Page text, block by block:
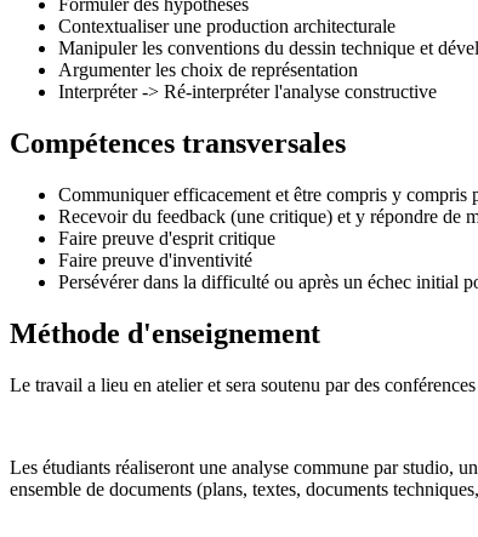
Formuler des hypothèses
Contextualiser une production architecturale
Manipuler les conventions du dessin technique et
Argumenter les choix de représentation
Interpréter -> Ré-interpréter l'analyse constructive
Compétences transversales
Communiquer efficacement et être compris y compris
Recevoir du feedback (une critique) et y répondre de
Faire preuve d'esprit critique
Faire preuve d'inventivité
Persévérer dans la difficulté ou après un échec initial
Méthode d'enseignement
Le travail a lieu en atelier et sera soutenu par des
Les étudiants réaliseront une analyse commune par studio,
ensemble de documents (plans, textes, documents